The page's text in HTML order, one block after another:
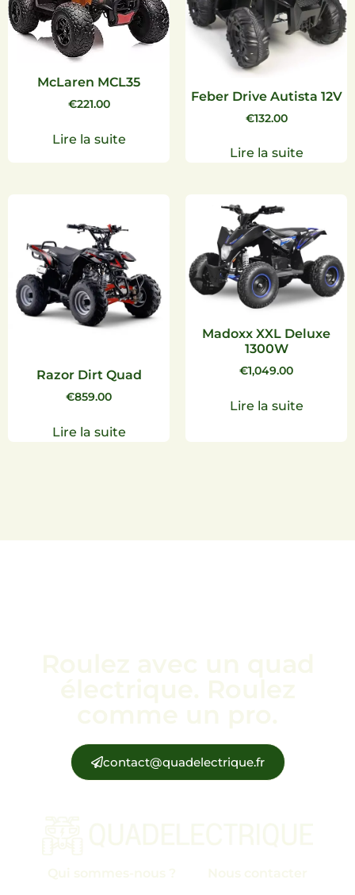
McLaren MCL35
€221.00
Lire la suite
Feber Drive Autista 12V
€132.00
Lire la suite
Razor Dirt Quad
€859.00
Lire la suite
Madoxx XXL Deluxe
1300W
€1,049.00
Lire la suite
contact@quadelectrique.fr